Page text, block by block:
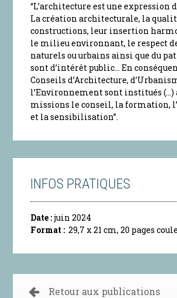
“L’architecture est une expression
La création architecturale, la
constructions, leur insertion
le milieu environnant, le respect
naturels ou urbains ainsi que du
sont d’intérêt public… En
Conseils d’Architecture,
l’Environnement sont institués (…)
missions le conseil, la formation,
et la sensibilisation”.
INFOS PRATIQUES
Date :juin 2024
Format : 29,7 x 21 cm, 20 pages
Retour aux publications